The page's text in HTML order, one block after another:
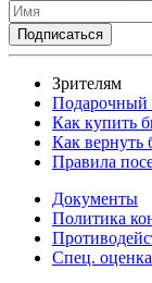
Зрителям
Подарочный
Как купить
Как вернуть
Правила
Документы
Политика
Спец.